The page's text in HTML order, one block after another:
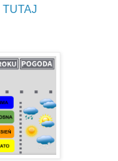
TUTAJ